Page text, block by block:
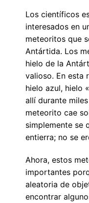
Los científicos
interesados ​​en
meteoritos que
Antártida. Los
hielo de la
valioso. En esta
hielo azul, hielo
allí durante
meteorito cae
simplemente se
entierra; no se
Ahora, estos
importantes
aleatoria de
encontrar